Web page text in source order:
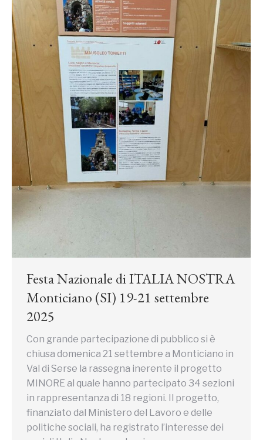
Festa Nazionale di ITALIA NOSTRA
Monticiano (SI) 19-21 settembre
2025
Con grande partecipazione di pubblico si è
chiusa domenica 21 settembre a Monticiano in
Val di Serse la rassegna inerente il progetto
MINORE al quale hanno partecipato 34 sezioni
in rappresentanza di 18 regioni. Il progetto,
finanziato dal Ministero del Lavoro e delle
politiche sociali, ha registrato l’interesse dei